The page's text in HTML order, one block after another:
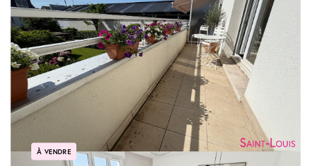
À VENDRE